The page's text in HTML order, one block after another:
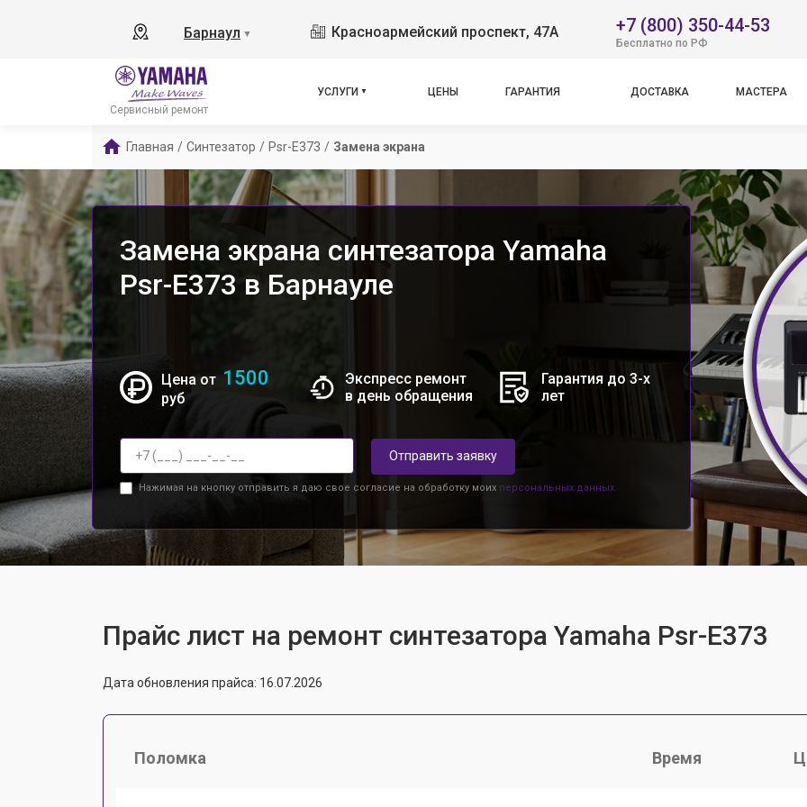
Барнаул ▼ Красноармейский проспект, 47А +7 (800) 350-44-53
Бесплатно по РФ
Сервисный ремонт
УСЛУГИ ЦЕНЫ ГАРАНТИЯ ДОСТАВКА МАСТЕРА
Главная / Синтезатор / Psr-E373 / Замена экрана
Замена экрана синтезатора Yamaha
Psr-E373 в Барнауле
Цена от 1500
руб
Экспресс ремонт
в день обращения
Гарантия до 3-х
лет
Отправить заявку
Нажимая на кнопку отправить я даю свое согласие на обработку моих персональных данных.
Прайс лист на ремонт синтезатора Yamaha Psr-E373
Дата обновления прайса: 16.07.2026
Поломка Время